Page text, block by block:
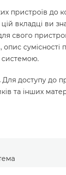
пристроїв до
вкладці ви
свого
опис
Для доступу до
та інших